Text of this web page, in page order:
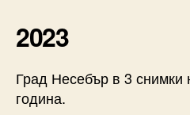
2023
Град Несебър в 3 снимки
година.